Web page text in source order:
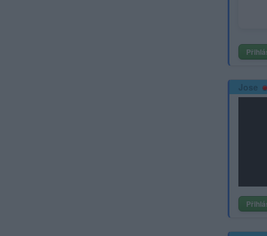
Jose